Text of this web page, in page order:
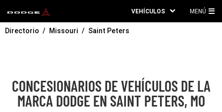
VEHÍCULOS MENÚ
Directorio Missouri Saint Peters
CONCESIONARIOS DE VEHÍCULOS DE LA
MARCA DODGE EN SAINT PETERS, MO